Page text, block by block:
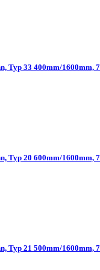
Typ 33 400mm/1600mm,
Typ 20 600mm/1600mm,
Typ 21 500mm/1600mm,